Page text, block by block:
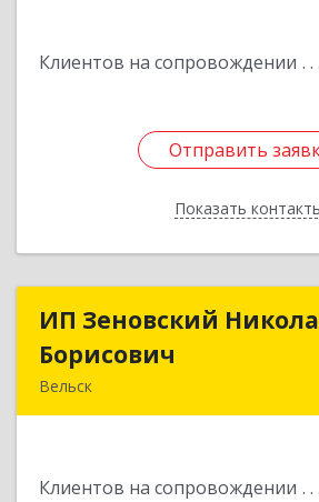
Клиентов на сопровождении
Отправить
Показать
Отправить
Назад
ИП Зеновский
Борисович
Вельск
Клиентов на сопровождении
ИП